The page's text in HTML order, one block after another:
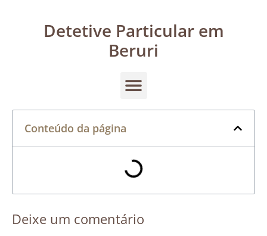
Detetive Particular em
Beruri
Conteúdo da página
Deixe um comentário